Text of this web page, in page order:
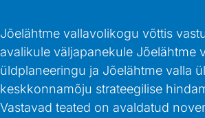
Jõelähtme vallavolikogu võttis
avalikule väljapanekule Jõelähtme
üldplaneeringu ja Jõelähtme valla
keskkonnamõju strateegilise
Vastavad teated on avaldatud